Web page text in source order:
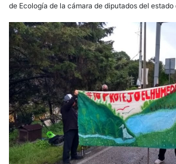
de Ecología de la cámara de diputados del estado